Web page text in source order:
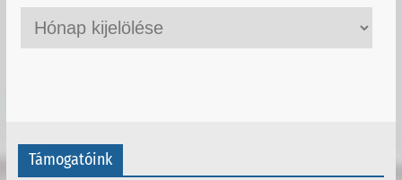
r
Támogatóink